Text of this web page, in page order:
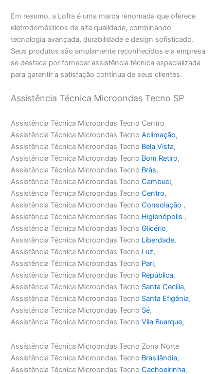
Em resumo, a Lofra é uma marca renomada que oferece
eletrodomésticos de alta qualidade, combinando
tecnologia avançada, durabilidade e design sofisticado.
Seus produtos são amplamente reconhecidos e a empresa
se destaca por fornecer assistência técnica especializada
para garantir a satisfação contínua de seus clientes.
Assistência Técnica Microondas Tecno SP
Assistência Técnica Microondas Tecno Centro
Assistência Técnica Microondas TecnoAclimação,
Assistência Técnica Microondas Tecno Bela Vista,
Assistência Técnica Microondas Tecno Bom Retiro,
Assistência Técnica Microondas Tecno Brás,
Assistência Técnica Microondas TecnoCambuci,
Assistência Técnica Microondas TecnoCentro,
Assistência Técnica Microondas TecnoConsolação ,
Assistência Técnica Microondas Tecno Higienópolis ,
Assistência Técnica Microondas TecnoGlicério,
Assistência Técnica Microondas Tecno Liberdade,
Assistência Técnica Microondas Tecno Luz,
Assistência Técnica Microondas Tecno Pari,
Assistência Técnica Microondas Tecno República,
Assistência Técnica Microondas Tecno Santa Cecília,
Assistência Técnica Microondas Tecno Santa Efigênia,
Assistência Técnica Microondas Tecno Sé,
Assistência Técnica Microondas TecnoVila Buarque,
Assistência Técnica Microondas Tecno Zona Norte
Assistência Técnica Microondas Tecno Brasilândia,
Assistência Técnica Microondas TecnoCachoeirinha,